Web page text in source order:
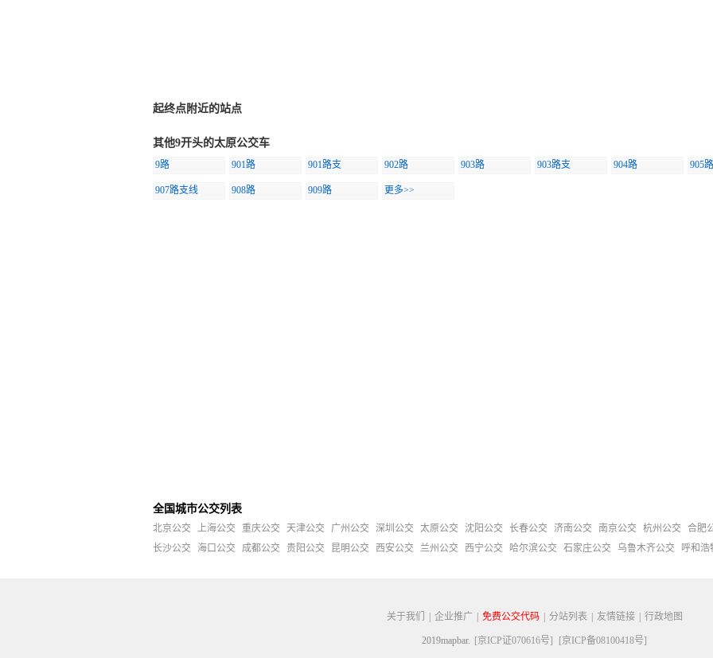
起终点附近的站点
其他9开头的太原公交车
9路 901路 901路支 902路 903路 903路支 904路 905路
907路支线 908路 909路 更多>>
全国城市公交列表
北京公交 上海公交 重庆公交 天津公交 广州公交 深圳公交 太原公交 沈阳公交 长春公交 济南公交 南京公交 杭州公交 合肥
长沙公交
海口公交 成都公交 贵阳公交 昆明公交 西安公交 兰州公交 西宁公交 哈尔滨公交 石家庄公交 乌鲁木齐公交 呼和浩
关于我们 企业推广 免费公交代码 分站列表 友情链接 行政地图
2019mapbar. [京ICP证070616号] [京ICP备08100418号]